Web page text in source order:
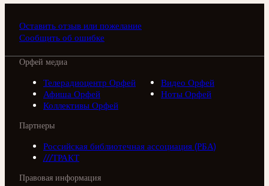
Оставить отзыв или пожелание
Сообщить об ошибке
Орфей медиа
Телерадиоцентр Орфей
Видео Орфей
Афиша Орфей
Ноты Орфей
Коллективы Орфей
Партнеры
Российская библиотечная ассоциация (РБА)
///ТРАКТ
Правовая информация